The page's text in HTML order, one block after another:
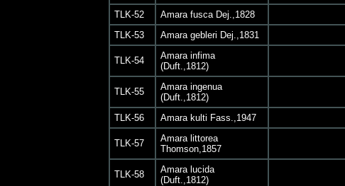
TLK-52
Amara fusca Dej.,1828
TLK-53
Amara gebleri Dej.,1831
TLK-54
Amara infima
(Duft.,1812)
TLK-55
Amara ingenua
(Duft.,1812)
TLK-56 Amara kulti Fass.,1947
TLK-57
Amara littorea
Thomson,1857
TLK-58
Amara lucida
(Duft.,1812)